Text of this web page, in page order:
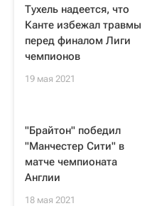
Тухель надеется, что
Канте избежал травмы
перед финалом Лиги
чемпионов
19 мая 2021
"Брайтон" победил
"Манчестер Сити" в
матче чемпионата
Англии
18 мая 2021